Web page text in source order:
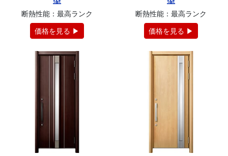
断熱性能：最高ランク
価格を見る ▶
断熱性能：最高ランク
価格を見る ▶